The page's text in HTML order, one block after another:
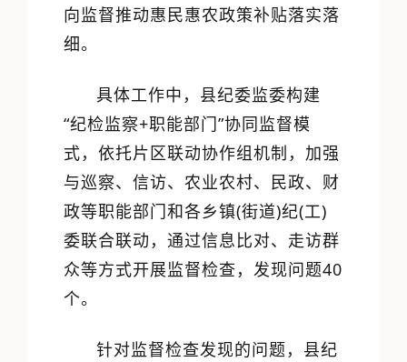
向监督推动惠民惠农政策补贴落实落
细。
具体工作中，县纪委监委构建
“纪检监察+职能部门”协同监督模
式，依托片区联动协作组机制，加强
与巡察、信访、农业农村、民政、财
政等职能部门和各乡镇(街道)纪(工)
委联合联动，通过信息比对、走访群
众等方式开展监督检查，发现问题40
个。
针对监督检查发现的问题，县纪